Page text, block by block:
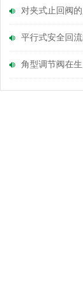
对夹式止回阀
平行式安全回流
角型调节阀在